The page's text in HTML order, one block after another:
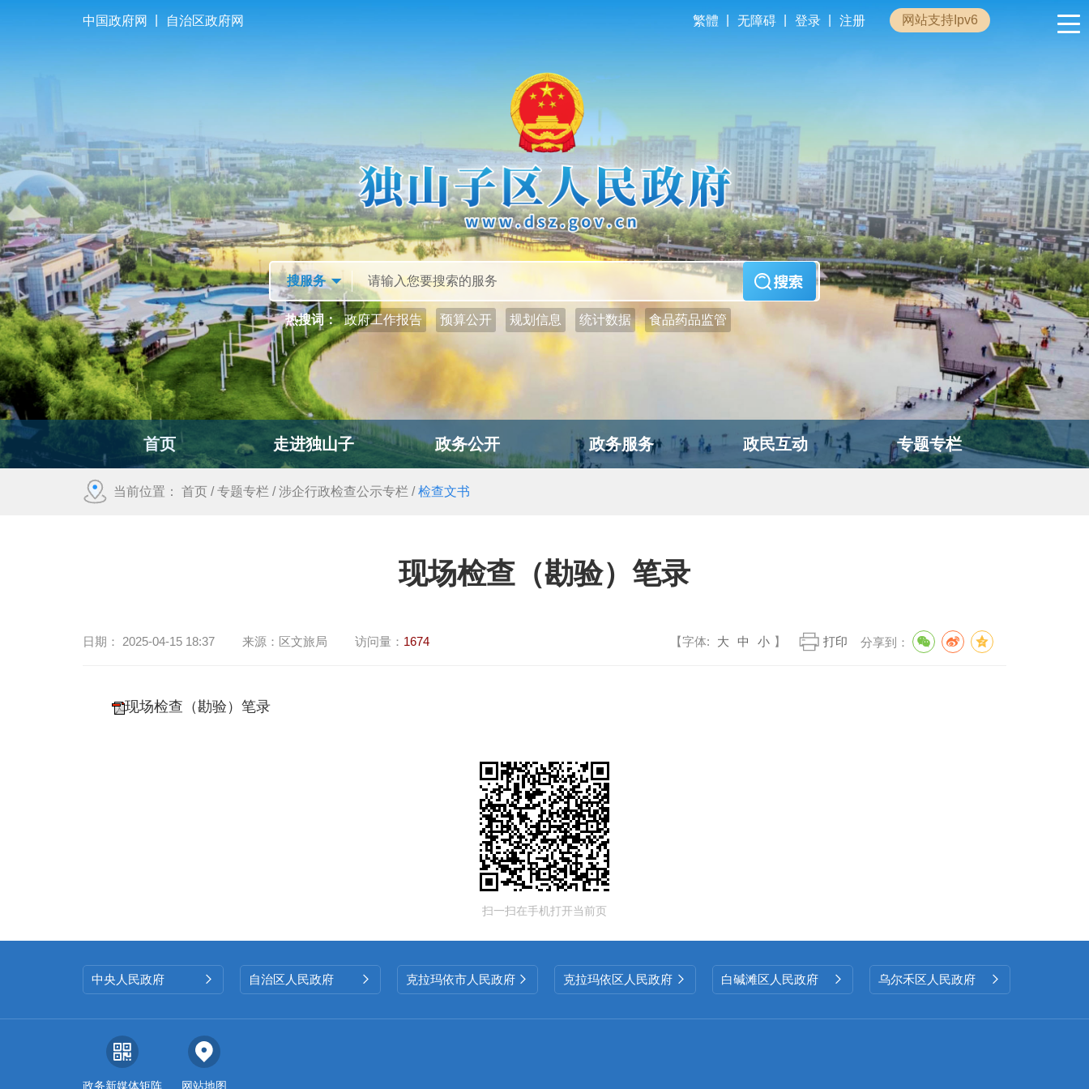
中国政府网 自治区政府网 繁體 无障碍 登录 注册 网站支持Ipv6
热搜词： 政府工作报告 预算公开 规划信息 统计数据 食品药品监管
首页 走进独山子 政务公开 政务服务 政民互动 专题专栏
首页 政民互动 专题专栏
当前位置： 首页 /专题专栏 /涉企行政检查公示专栏 /检查文书
现场检查（勘验）笔录
日期： 2025-04-15 18:37 来源： 区文旅局 访问量： 1674 【字体: 大 中 小 】 打印 分享到：
现场检查（勘验）笔录
扫一扫在手机打开当前页
中央人民政府  自治区人民政府  克拉玛依市人民政府  克拉玛依区人民政府  白碱滩区人民政府  乌尔禾区人民政府 
政务新媒体矩阵 网站地图